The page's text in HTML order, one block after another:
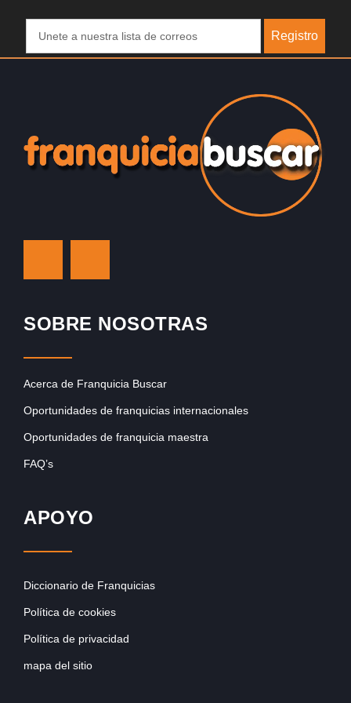
Registro
SOBRE NOSOTRAS
Acerca de Franquicia Buscar
Oportunidades de franquicias internacionales
Oportunidades de franquicia maestra
FAQ’s
APOYO
Diccionario de Franquicias
Política de cookies
Política de privacidad
mapa del sitio